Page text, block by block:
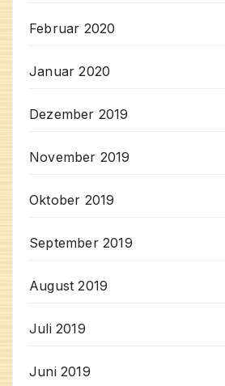
Februar 2020
Januar 2020
Dezember 2019
November 2019
Oktober 2019
September 2019
August 2019
Juli 2019
Juni 2019